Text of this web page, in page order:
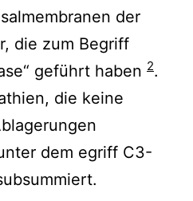
der
die zum Begriff
geführt haben 2.
die keine
dem egriff C3-